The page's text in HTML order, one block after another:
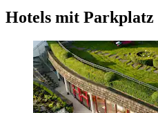
Hotels mit